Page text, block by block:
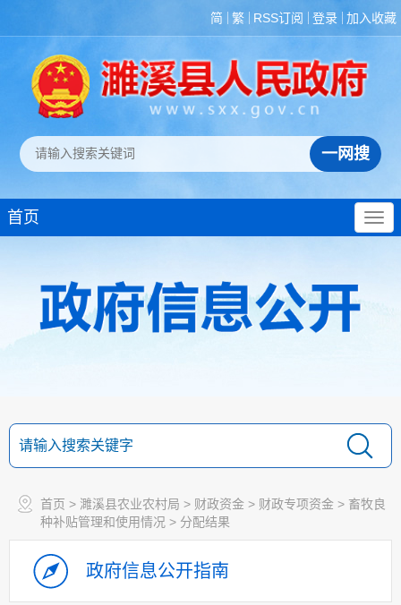
简 繁 RSS订阅 登录 加入收藏
首页
首页 > 濉溪县农业农村局 > 财政资金 > 财政专项资金 > 畜牧良
种补贴管理和使用情况 > 分配结果
政府信息公开指南